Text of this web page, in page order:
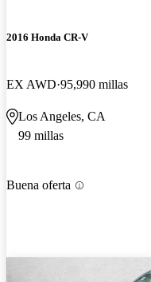
2016 Honda CR-V
EX AWD 95,990 millas
Los Angeles, CA
99 millas
Buena oferta